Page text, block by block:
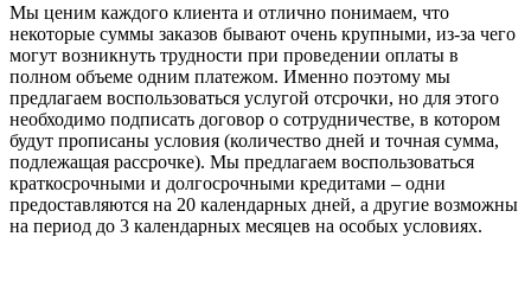
Мы ценим каждого клиента и отлично понимаем, что
некоторые суммы заказов бывают очень крупными, из-за чего
могут возникнуть трудности при проведении оплаты в
полном объеме одним платежом. Именно поэтому мы
предлагаем воспользоваться услугой отсрочки, но для этого
необходимо подписать договор о сотрудничестве, в котором
будут прописаны условия (количество дней и точная сумма,
подлежащая рассрочке). Мы предлагаем воспользоваться
краткосрочными и долгосрочными кредитами – одни
предоставляются на 20 календарных дней, а другие возможны
на период до 3 календарных месяцев на особых условиях.